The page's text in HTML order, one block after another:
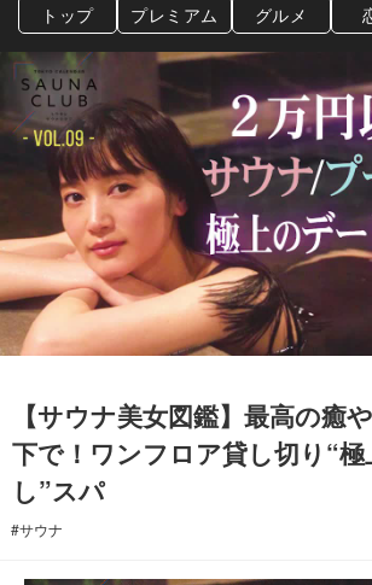
トップ プレミアム グルメ
【サウナ美女図鑑】最高の癒
下で！ワンフロア貸し切り“
し”スパ
#サウナ